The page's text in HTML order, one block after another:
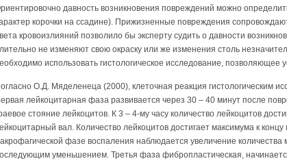
давность возникновения повреждений можно
корочки на ссадине). Прижизненные повреждения
кровоизлияний позволило бы эксперту судить о давности
не изменяют свою окраску или же изменения столь
использовать гистологическое исследование, позволяющее
О.Д. Мяделенеца (2000), клеточная реакция гистологическим
лейкоцитарная фаза развивается через 30 – 40 минут после
стояние лейкоцитов. К 3 – 4-му часу количество лейкоцитов
вал. Количество лейкоцитов достигает максимума к
фазе воспаления наблюдается увеличение
уменьшением. Третья фаза фибропластическая,